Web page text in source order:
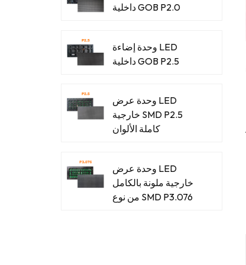
داخلية GOB P2.0
وحدة إضاءة LED
داخلية GOB P2.5
وحدة عرض LED
خارجية SMD P2.5
كاملة الألوان
وحدة عرض LED
خارجية ملونة بالكامل
من نوع SMD P3.076